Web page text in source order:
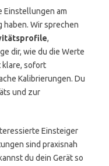
Einstellungen am
haben. Wir sprechen
,
dir, wie du die Werte
klare, sofort
Kalibrierungen. Du
und zur
Einsteiger
sind praxisnah
du dein Gerät so